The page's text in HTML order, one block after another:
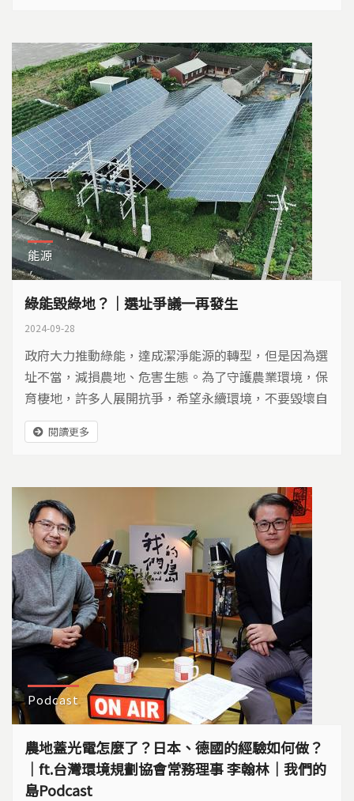
能源
綠能毀綠地？｜選址爭議一再發生
2024-09-28
政府大力推動綠能，達成潔淨能源的轉型，但是因為選
址不當，減損農地、危害生態。為了守護農業環境，保
育棲地，許多人展開抗爭，希望永續環境，不要毀壞自
然綠地。
閱讀更多
Podcast
農地蓋光電怎麼了？日本、德國的經驗如何做？
｜ft.台灣環境規劃協會常務理事 李翰林｜我們的
島Podcast